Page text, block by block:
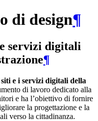
di design¶
servizi digitali
¶
e i servizi digitali della
di lavoro dedicato alla
e ha l’obiettivo di fornire
la progettazione e la
verso la cittadinanza.